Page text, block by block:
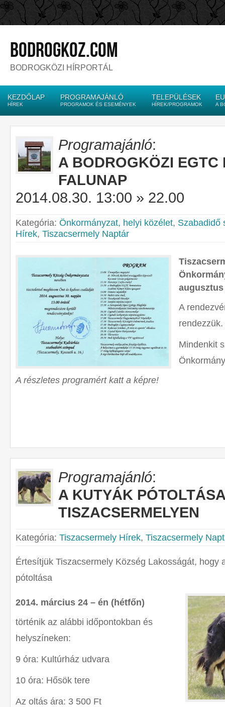
bodrogkoz.com
BODROGKÖZI HÍRPORTÁL
KEZDŐLAP
HÍREK
PROGRAMAJÁNLÓ
PROGRAMOK ÉS ESEMÉNYEK
TELEPÜLÉSEK
HÍREK/PROGRAMOK A
Programajánló:
A BODROGKÖZI EGTC
FALUNAP
2014.08.30. 13:00 » 22.00
Kategória: Önkormányzat, helyi közélet, Szabadidő
Hírek, Tiszacsermely Naptár
A
rendezzük.
Mindenkit
A részletes programért katt a képre!
Programajánló:
A KUTYÁK PÓTOLTÁSA
TISZACSERMELYEN
Kategória: Tiszacsermely Hírek, Tiszacsermely
Értesítjük Tiszacsermely Község Lakosságát, hogy
pótoltása
2014. március 24 – én (hétfőn)
történik az alábbi időpontokban és
helyszíneken:
9 óra: Kultúrház udvara
10 óra: Hősök tere
Az oltás ára: 3 500 Ft